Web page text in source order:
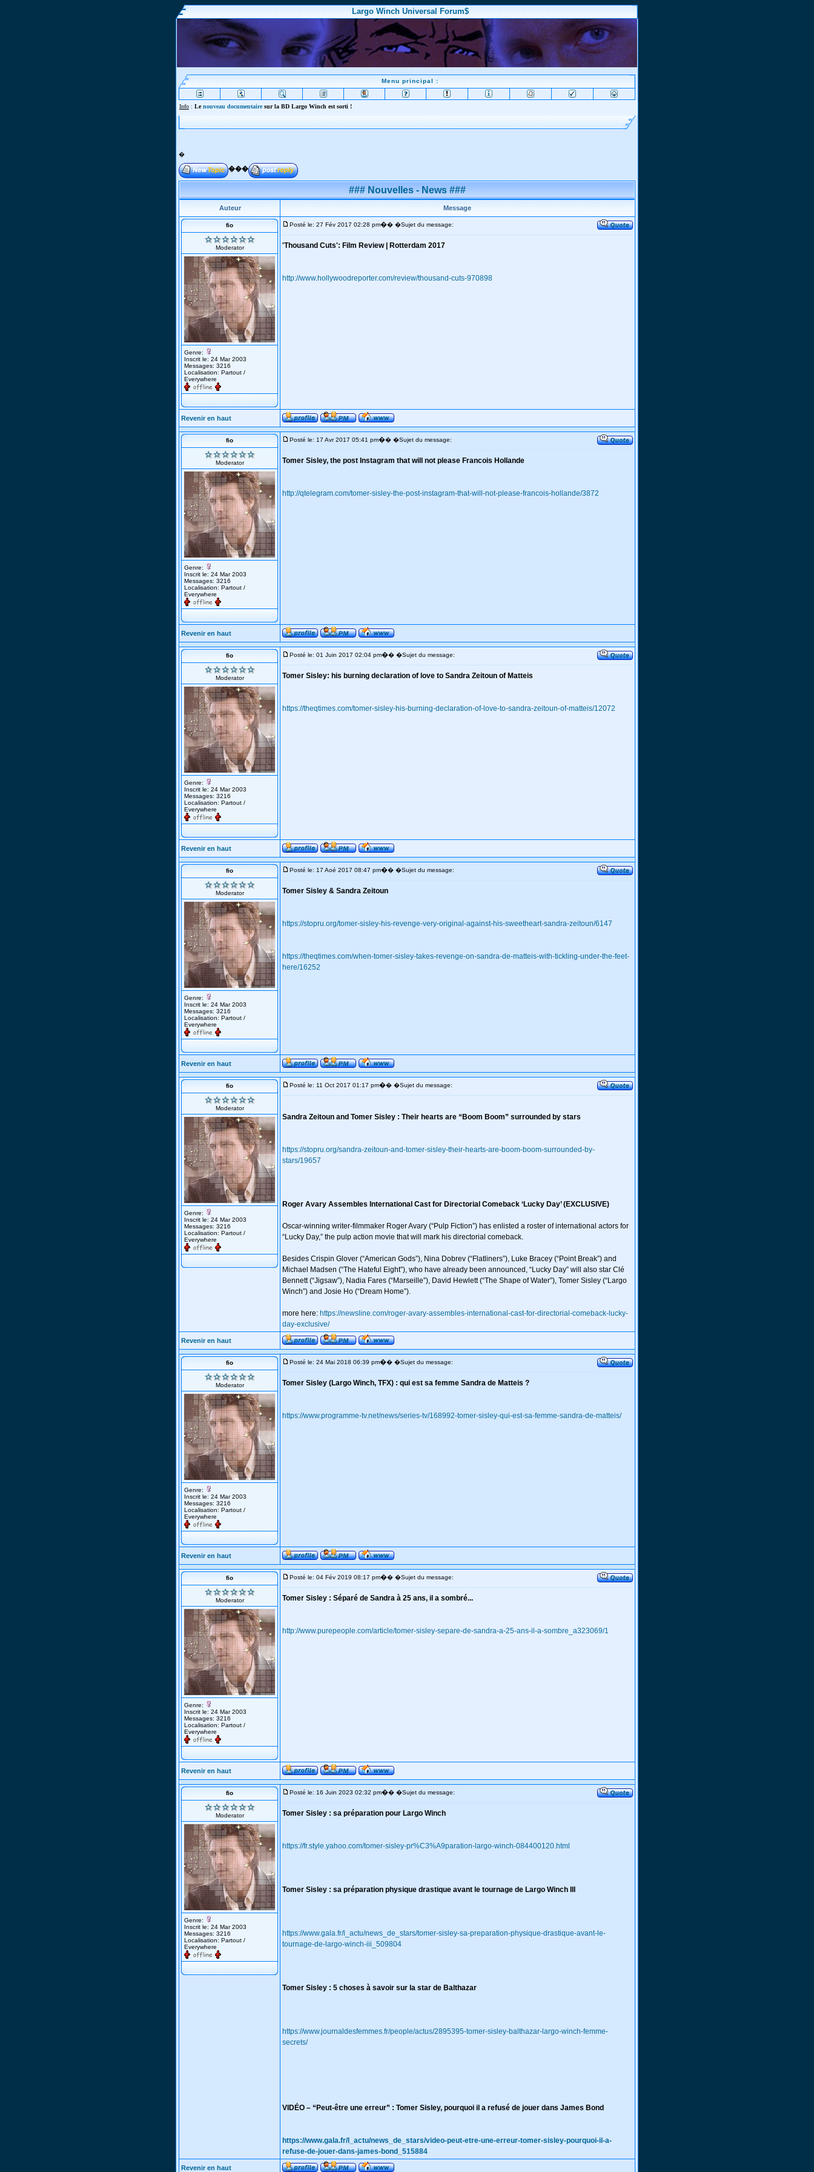
Largo Winch Universal Forum$
Menu principal :
Info : Lenouveau documentairesur la BD Largo Winch est sorti !
�
���
### Nouvelles - News ###
Auteur Message
fio
Moderator
Genre:
Inscrit le: 24 Mar 2003
Messages: 3216
Localisation: Partout /
Everywhere
Posté le: 27 Fév 2017 02:28 pm�� �Sujet du message:
'Thousand Cuts': Film Review | Rotterdam 2017
http://www.hollywoodreporter.com/review/thousand-cuts-970898
Revenir en haut
fio
Moderator
Genre:
Inscrit le: 24 Mar 2003
Messages: 3216
Localisation: Partout /
Everywhere
Posté le: 17 Avr 2017 05:41 pm�� �Sujet du message:
Tomer Sisley, the post Instagram that will not please Francois Hollande
http://qtelegram.com/tomer-sisley-the-post-instagram-that-will-not-please-francois-hollande/3872
Revenir en haut
fio
Moderator
Genre:
Inscrit le: 24 Mar 2003
Messages: 3216
Localisation: Partout /
Everywhere
Posté le: 01 Juin 2017 02:04 pm�� �Sujet du message:
Tomer Sisley: his burning declaration of love to Sandra Zeitoun of Matteis
https://theqtimes.com/tomer-sisley-his-burning-declaration-of-love-to-sandra-zeitoun-of-matteis/12072
Revenir en haut
fio
Moderator
Genre:
Inscrit le: 24 Mar 2003
Messages: 3216
Localisation: Partout /
Everywhere
Posté le: 17 Aoé 2017 08:47 pm�� �Sujet du message:
Tomer Sisley & Sandra Zeitoun
https://stopru.org/tomer-sisley-his-revenge-very-original-against-his-sweetheart-sandra-zeitoun/6147
https://theqtimes.com/when-tomer-sisley-takes-revenge-on-sandra-de-matteis-with-tickling-under-the-feet-
here/16252
Revenir en haut
fio
Moderator
Genre:
Inscrit le: 24 Mar 2003
Messages: 3216
Localisation: Partout /
Everywhere
Posté le: 11 Oct 2017 01:17 pm�� �Sujet du message:
Sandra Zeitoun and Tomer Sisley : Their hearts are “Boom Boom” surrounded by stars
https://stopru.org/sandra-zeitoun-and-tomer-sisley-their-hearts-are-boom-boom-surrounded-by-
stars/19657
Roger Avary Assembles International Cast for Directorial Comeback ‘Lucky Day’ (EXCLUSIVE)
Oscar-winning writer-filmmaker Roger Avary (“Pulp Fiction”) has enlisted a roster of international actors for
“Lucky Day,” the pulp action movie that will mark his directorial comeback.
Besides Crispin Glover (“American Gods”), Nina Dobrev (“Flatliners”), Luke Bracey (“Point Break”) and
Michael Madsen (“The Hateful Eight”), who have already been announced, “Lucky Day” will also star Clé
Bennett (“Jigsaw”), Nadia Fares (“Marseille”), David Hewlett (“The Shape of Water”), Tomer Sisley (“Largo
Winch”) and Josie Ho (“Dream Home”).
more here: https://newsline.com/roger-avary-assembles-international-cast-for-directorial-comeback-lucky-
day-exclusive/
Revenir en haut
fio
Moderator
Genre:
Inscrit le: 24 Mar 2003
Messages: 3216
Localisation: Partout /
Everywhere
Posté le: 24 Mai 2018 06:39 pm�� �Sujet du message:
Tomer Sisley (Largo Winch, TFX) : qui est sa femme Sandra de Matteis ?
https://www.programme-tv.net/news/series-tv/168992-tomer-sisley-qui-est-sa-femme-sandra-de-matteis/
Revenir en haut
fio
Moderator
Genre:
Inscrit le: 24 Mar 2003
Messages: 3216
Localisation: Partout /
Everywhere
Posté le: 04 Fév 2019 08:17 pm�� �Sujet du message:
Tomer Sisley : Séparé de Sandra à 25 ans, il a sombré...
http://www.purepeople.com/article/tomer-sisley-separe-de-sandra-a-25-ans-il-a-sombre_a323069/1
Revenir en haut
fio
Moderator
Genre:
Inscrit le: 24 Mar 2003
Messages: 3216
Localisation: Partout /
Everywhere
Posté le: 16 Juin 2023 02:32 pm�� �Sujet du message:
Tomer Sisley : sa préparation pour Largo Winch
https://fr.style.yahoo.com/tomer-sisley-pr%C3%A9paration-largo-winch-084400120.html
Tomer Sisley : sa préparation physique drastique avant le tournage de Largo Winch III
https://www.gala.fr/l_actu/news_de_stars/tomer-sisley-sa-preparation-physique-drastique-avant-le-
tournage-de-largo-winch-iii_509804
Tomer Sisley : 5 choses à savoir sur la star de Balthazar
https://www.journaldesfemmes.fr/people/actus/2895395-tomer-sisley-balthazar-largo-winch-femme-
secrets/
VIDÉO – “Peut-être une erreur” : Tomer Sisley, pourquoi il a refusé de jouer dans James Bond
https://www.gala.fr/l_actu/news_de_stars/video-peut-etre-une-erreur-tomer-sisley-pourquoi-il-a-
refuse-de-jouer-dans-james-bond_515884
Revenir en haut